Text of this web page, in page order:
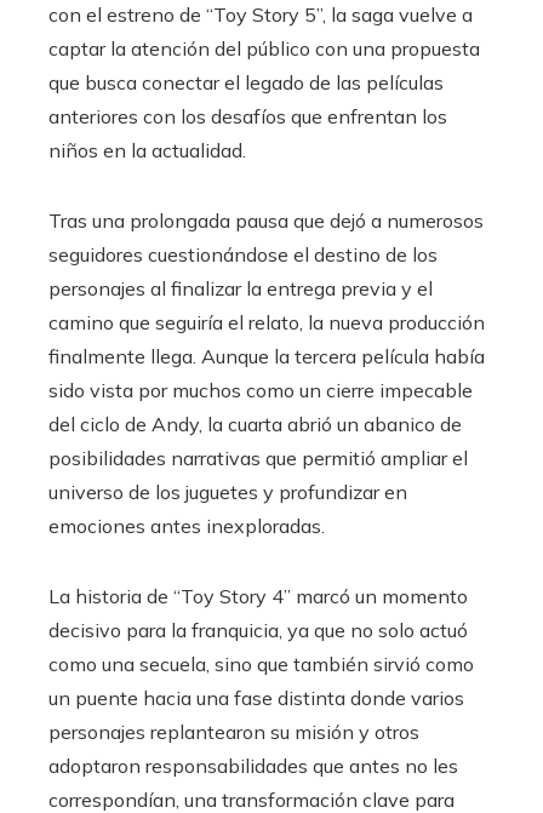
con el estreno de “Toy Story 5”, la saga vuelve a
captar la atención del público con una propuesta
que busca conectar el legado de las películas
anteriores con los desafíos que enfrentan los
niños en la actualidad.
Tras una prolongada pausa que dejó a numerosos
seguidores cuestionándose el destino de los
personajes al finalizar la entrega previa y el
camino que seguiría el relato, la nueva producción
finalmente llega. Aunque la tercera película había
sido vista por muchos como un cierre impecable
del ciclo de Andy, la cuarta abrió un abanico de
posibilidades narrativas que permitió ampliar el
universo de los juguetes y profundizar en
emociones antes inexploradas.
La historia de “Toy Story 4” marcó un momento
decisivo para la franquicia, ya que no solo actuó
como una secuela, sino que también sirvió como
un puente hacia una fase distinta donde varios
personajes replantearon su misión y otros
adoptaron responsabilidades que antes no les
correspondían, una transformación clave para